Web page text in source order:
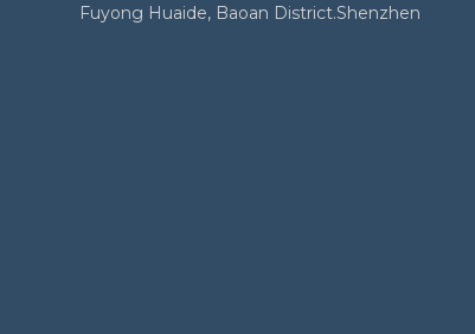
Fuyong Huaide, Baoan District.Shenzhen